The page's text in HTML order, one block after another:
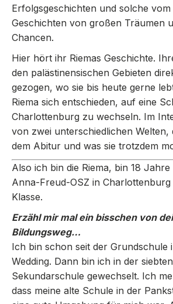
Erfolgsgeschichten und solche
Geschichten von großen Träumen
Chancen.
Hier hört ihr Riemas Geschichte.
den palästinensischen Gebieten
gezogen, wo sie bis heute gerne
Riema sich entschieden, auf eine
Charlottenburg zu wechseln. Im
von zwei unterschiedlichen Welten,
dem Abitur und was sie trotzdem
Also ich bin die Riema, bin 18
Anna-Freud-OSZ in Charlottenburg
Klasse.
Erzähl mir mal ein bisschen von
Bildungsweg…
Ich bin schon seit der Grundschule
Wedding. Dann bin ich in der
Sekundarschule gewechselt. Ich
dass meine alte Schule in der